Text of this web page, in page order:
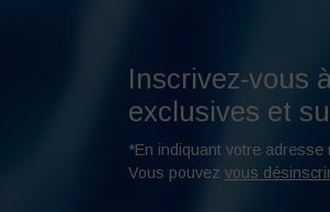
Inscrivez-vous
exclusives et
*En indiquant votre
Vous pouvez vous